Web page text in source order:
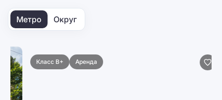
Метро Округ
Класс B+ Аренда